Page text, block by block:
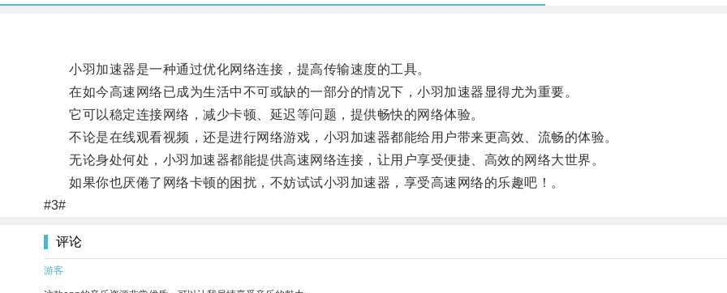
小羽加速器是一种通过优化网络连接，提高传输速度的工具。
在如今高速网络已成为生活中不可或缺的一部分的情况下，小羽加速器显得尤为重要。
它可以稳定连接网络，减少卡顿、延迟等问题，提供畅快的网络体验。
不论是在线观看视频，还是进行网络游戏，小羽加速器都能给用户带来更高效、流畅的体验。
无论身处何处，小羽加速器都能提供高速网络连接，让用户享受便捷、高效的网络大世界。
如果你也厌倦了网络卡顿的困扰，不妨试试小羽加速器，享受高速网络的乐趣吧！。
#3#
评论
游客